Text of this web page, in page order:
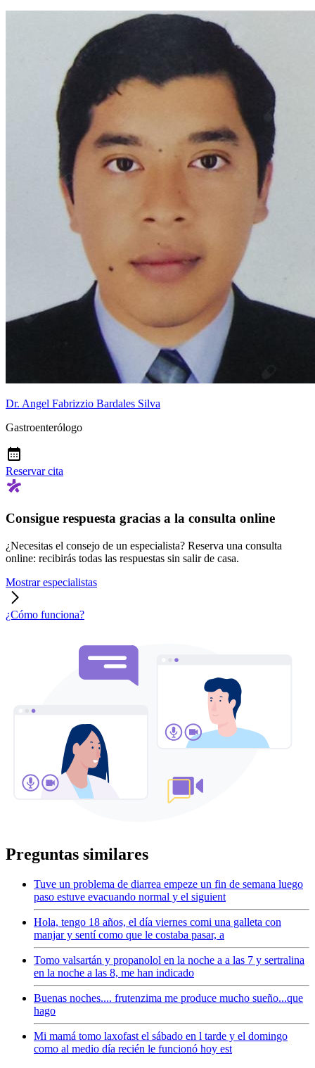
Dr. Angel Fabrizzio Bardales Silva
Gastroenterólogo
Reservar cita
Consigue respuesta gracias a la consulta online
¿Necesitas el consejo de un especialista? Reserva una consulta
online: recibirás todas las respuestas sin salir de casa.
Mostrar especialistas
¿Cómo funciona?
Preguntas similares
Tuve un problema de diarrea empeze un fin de semana luego
paso estuve evacuando normal y el siguient
Hola, tengo 18 años, el día viernes comi una galleta con
manjar y sentí como que le costaba pasar, a
Tomo valsartán y propanolol en la noche a a las 7 y sertralina
en la noche a las 8, me han indicado
Buenas noches.... frutenzima me produce mucho sueño...que
hago
Mi mamá tomo laxofast el sábado en l tarde y el domingo
como al medio día recién le funcionó hoy est